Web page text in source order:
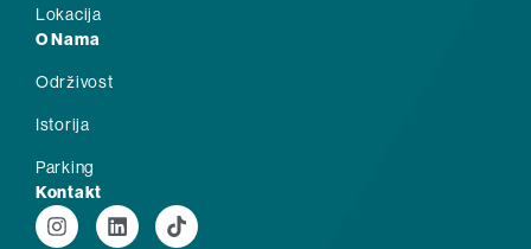
Lokacija
O Nama
Održivost
Istorija
Parking
Kontakt